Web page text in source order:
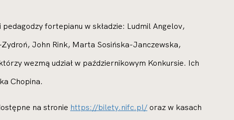
fortepianu w składzie: Ludmil Angelov,
John Rink, Marta Sosińska-Janczewska,
wezmą udział w październikowym Konkursie. Ich
Chopina.
na stronie https://bilety.nifc.pl/ oraz w kasach